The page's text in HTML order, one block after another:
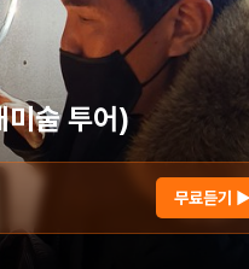
미술 투어)
무료듣기 ▶